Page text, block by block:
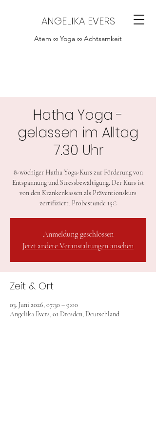
ANGELIKA EVERS
Atem ∞ Yoga ∞ Achtsamkeit
Hatha Yoga -
gelassen im Alltag
7.30 Uhr
8-wöchiger Hatha Yoga-Kurs zur Förderung von
Entspannung und Stressbewältigung. Der Kurs ist
von den Krankenkassen als Präventionskurs
zertifiziert. Probestunde 15€
Anmeldung geschlossen
Jetzt andere Veranstaltungen ansehen
Zeit & Ort
03. Juni 2026, 07:30 – 9:00
Angelika Evers, 01 Dresden, Deutschland